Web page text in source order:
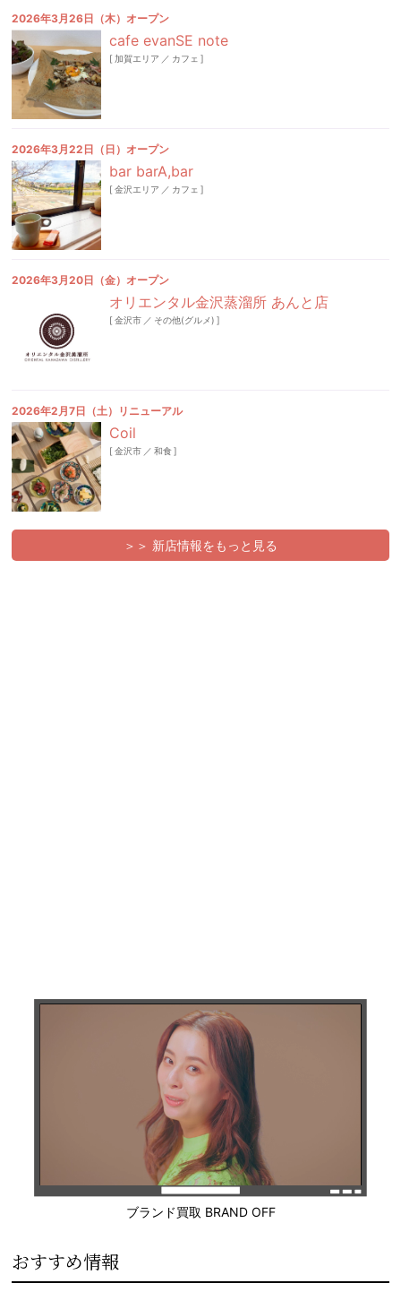
2026年3月26日（木）オープン
cafe evanSE note
[ 加賀エリア ／ カフェ ]
2026年3月22日（日）オープン
bar barA,bar
[金沢エリア ／ カフェ ]
2026年3月20日（金）オープン
オリエンタル金沢蒸溜所 あんと店
[金沢市 ／ その他(グルメ) ]
2026年2月7日（土）リニューアル
Coil
[金沢市 ／ 和食]
＞＞ 新店情報をもっと見る
ブランド買取 BRAND OFF
おすすめ情報